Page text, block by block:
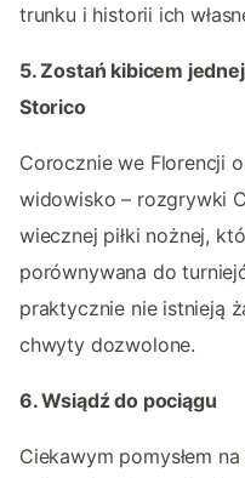
trunku i historii ich
5. Zostań kibicem
Storico
Corocznie we Florencji
widowisko – rozgrywki
wiecznej piłki nożnej,
porównywana do
praktycznie nie istnieją
chwyty dozwolone.
6. Wsiądź do pociągu
Ciekawym pomysłem